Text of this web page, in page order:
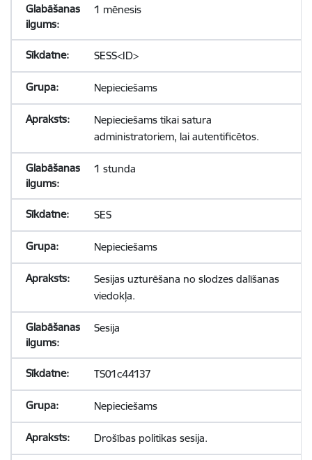
1 mēnesis
SESS<ID>
Nepieciešams
Nepieciešams tikai satura
administratoriem, lai autentificētos.
1 stunda
SES
Nepieciešams
Sesijas uzturēšana no slodzes dalīšanas
viedokļa.
Sesija
TS01c44137
Nepieciešams
Drošības politikas sesija.